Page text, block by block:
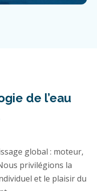
de l’eau
global : moteur,
privilégions la
et le plaisir du